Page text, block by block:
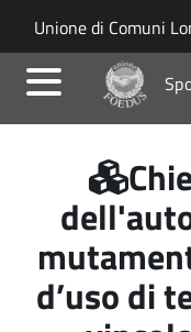
Salta al
Skip to site
Unione di Comuni
d’uso di